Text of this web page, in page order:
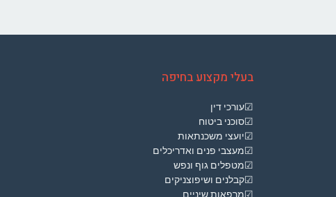
בעלי מקצוע בחיפה
☑עורכי דין
☑סוכני ביטוח
☑יועצי משכנתאות
☑מעצבי פנים ואדריכלים
☑מטפלים גוף ונפש
☑קבלנים ושיפוצניקים
☑מרפאות שיניים